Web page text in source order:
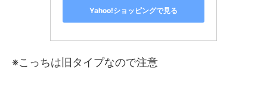
Yahoo!ショッピングで見る
※こっちは旧タイプなので注意